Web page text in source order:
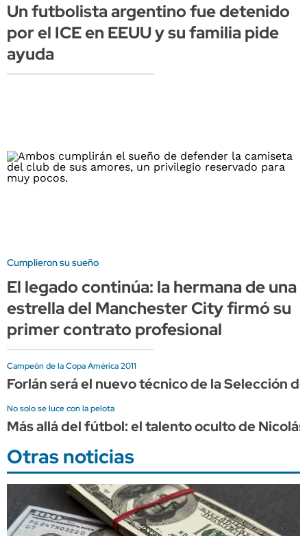
Un futbolista argentino fue detenido
por el ICE en EEUU y su familia pide
ayuda
Cumplieron su sueño
El legado continúa: la hermana de una
estrella del Manchester City firmó su
primer contrato profesional
Campeón de la Copa América 2011
Forlán será el nuevo técnico de la Selección
No solo se luce con la pelota
Más allá del fútbol: el talento oculto de
Otras noticias